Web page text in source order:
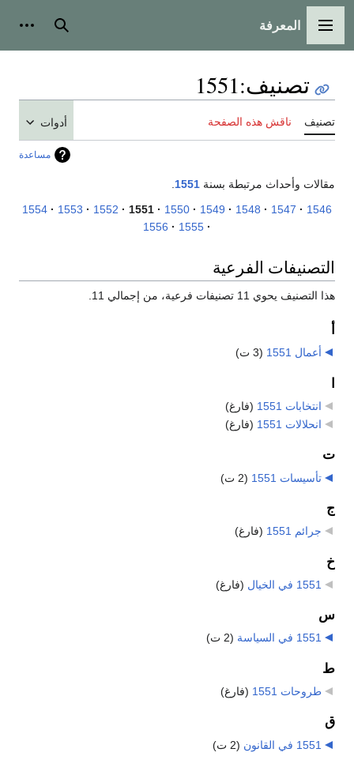
القائمة الرئيسية
المعرفة بحث
تصنيف:
1551
تصنيف ناقش هذه الصفحة أدوات
مساعدة
مقالات وأحداث مرتبطة بسنة 1551
1546
1547
1548
1549
1550
1551
1552
1553
1554
1555
1556
التصنيفات الفرعية
هذا التصنيف يحوي 11 تصنيفات فرعية، من إجمالي 11.
أعمال 1551 (3 ت)
انتخابات 1551
(فارغ)
انحلالات 1551
(فارغ)
ت
تأسيسات 1551 (2 ت)
ج
جرائم 1551 (فارغ)
خ
1551 في الخيال (فارغ)
س
1551 في السياسة (2 ت)
ط
طروحات 1551 (فارغ)
ق
1551 في القانون (2 ت)